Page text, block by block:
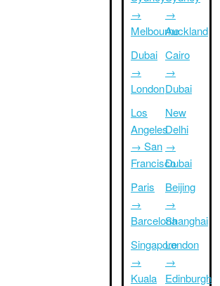
→
Melbourne
Dubai
→
London
Los
Angeles
→ San
Francisco
Paris
→
Barcelona
Singapore
→
Kuala
→
Auckland
Cairo
→
Dubai
New
Delhi
→
Dubai
Beijing
→
Shanghai
London
→
Edinburgh